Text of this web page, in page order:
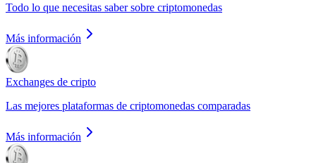
Todo lo que necesitas saber sobre criptomonedas
Más información
Exchanges de cripto
Las mejores plataformas de criptomonedas comparadas
Más información